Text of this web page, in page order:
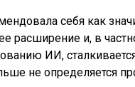
себя как
расширение и, в
ИИ,
не определяется